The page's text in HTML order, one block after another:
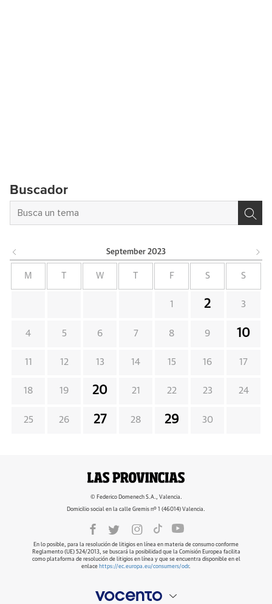
Buscador
September 2023
M W F S S
1 2 3
4 5 6 7 8 9 10
11 12 13 14 15 16 17
18 19 20 21 22 23 24
25 26 27 28 29 30
© Federico Domenech S.A., Valencia.
Domicilio social en la calle Gremis nº 1 (46014) Valencia.
En lo posible, para la resolución de litigios en línea en materia de consumo conforme
Reglamento (UE) 524/2013, se buscará la posibilidad que la Comisión Europea facilita
como plataforma de resolución de litigios en línea y que se encuentra disponible en el
enlace https://ec.europa.eu/consumers/odr.